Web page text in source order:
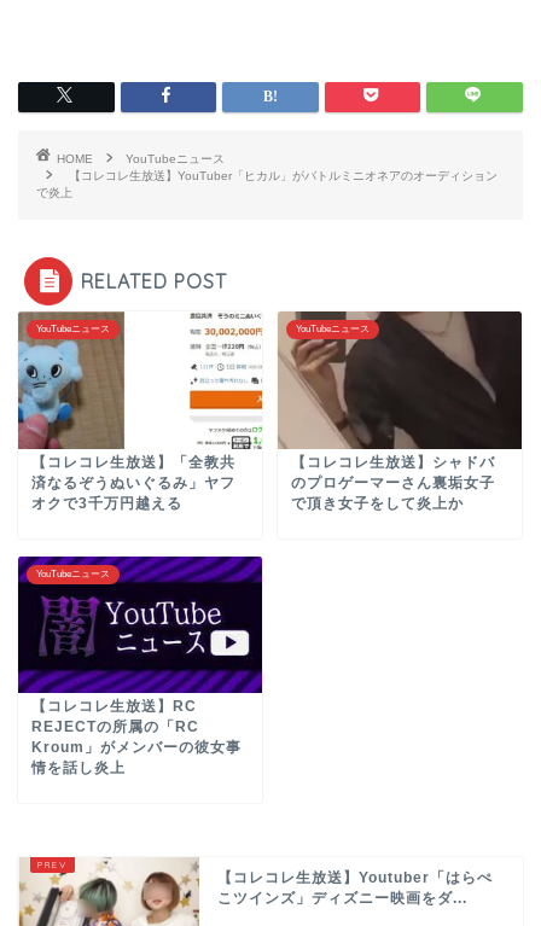
HOME
YouTubeニュース
【コレコレ生放送】YouTuber「ヒカル」がバトルミニオネアのオーディション
で炎上
RELATED POST
YouTubeニュース
【コレコレ生放送】「全教共
済なるぞうぬいぐるみ」ヤフ
オクで3千万円越える
YouTubeニュース
【コレコレ生放送】シャドバ
のプロゲーマーさん裏垢女子
で頂き女子をして炎上か
YouTubeニュース
【コレコレ生放送】RC
REJECTの所属の「RC
Kroum」がメンバーの彼女事
情を話し炎上
【コレコレ生放送】Youtuber「はらぺ
こツインズ」ディズニー映画をダ...